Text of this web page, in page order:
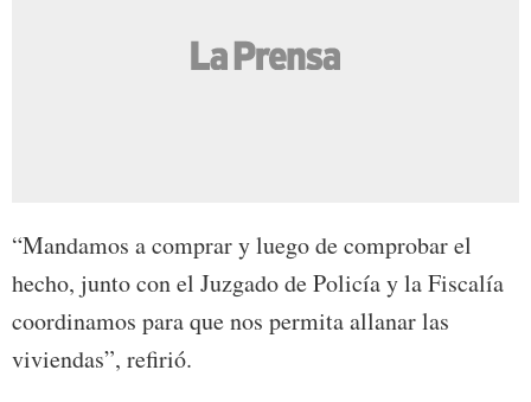
“Mandamos a comprar y luego de comprobar el
hecho, junto con el Juzgado de Policía y la Fiscalía
coordinamos para que nos permita allanar las
viviendas”, refirió.